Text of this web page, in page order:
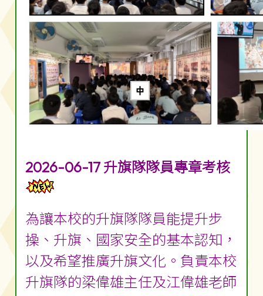
2026-06-17 升旗隊隊員專章考核
為讓本校的升旗隊隊員能提升步
操、升旗、國家安全的基本認知，
以及希望推廣升旗文化。負責本校
升旗隊的梁偉雄主任及江偉雄老師